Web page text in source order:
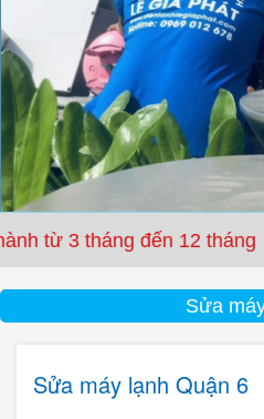
đến 12 tháng
Sửa
Sửa máy lạnh Quận 6